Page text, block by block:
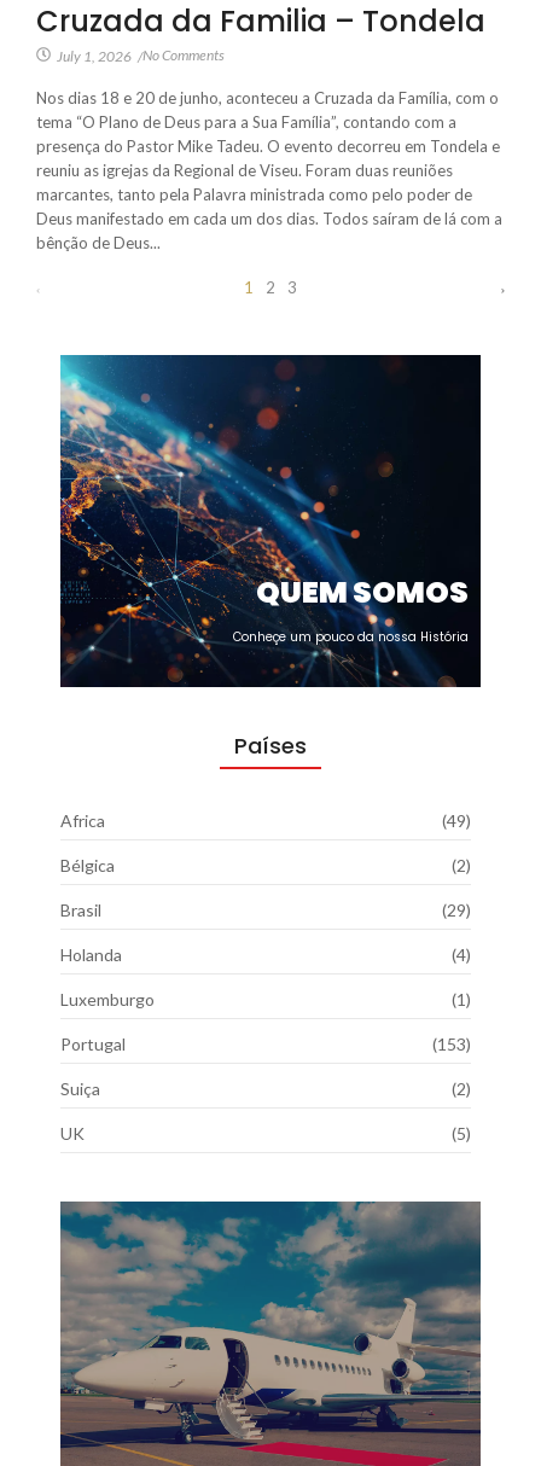
Cruzada da Familia – Tondela
July 1, 2026 /No Comments
Nos dias 18 e 20 de junho, aconteceu a Cruzada da Família, com o
tema “O Plano de Deus para a Sua Família”, contando com a
presença do Pastor Mike Tadeu. O evento decorreu em Tondela e
reuniu as igrejas da Regional de Viseu. Foram duas reuniões
marcantes, tanto pela Palavra ministrada como pelo poder de
Deus manifestado em cada um dos dias. Todos saíram de lá com a
bênção de Deus...
1 2 3
QUEM SOMOS
Conheçe um pouco da nossa História
Países
Africa (49)
Bélgica (2)
Brasil (29)
Holanda (4)
Luxemburgo (1)
Portugal (153)
Suiça (2)
UK (5)